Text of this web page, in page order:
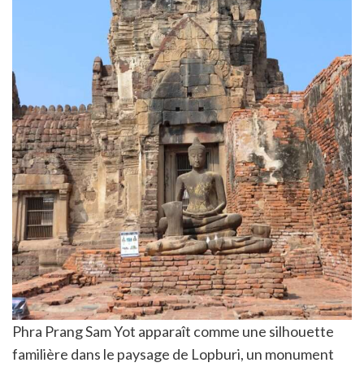
Phra Prang Sam Yot apparaît comme une silhouette
familière dans le paysage de Lopburi, un monument